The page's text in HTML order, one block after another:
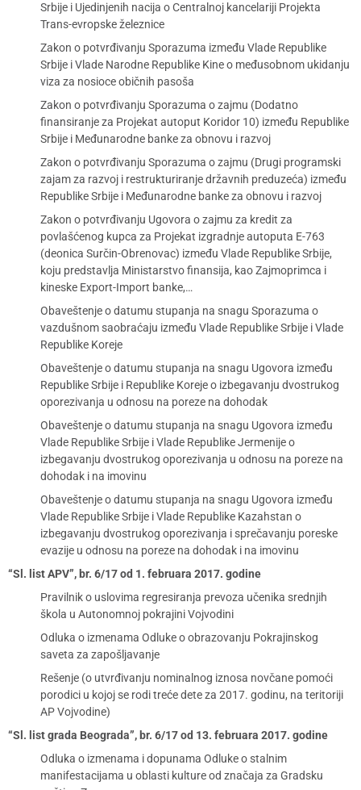
Srbije i Ujedinjenih nacija o Centralnoj kancelariji Projekta
Trans-evropske železnice
Zakon o potvrđivanju Sporazuma između Vlade Republike
Srbije i Vlade Narodne Republike Kine o međusobnom ukidanju
viza za nosioce običnih pasoša
Zakon o potvrđivanju Sporazuma o zajmu (Dodatno
finansiranje za Projekat autoput Koridor 10) između Republike
Srbije i Međunarodne banke za obnovu i razvoj
Zakon o potvrđivanju Sporazuma o zajmu (Drugi programski
zajam za razvoj i restrukturiranje državnih preduzeća) između
Republike Srbije i Međunarodne banke za obnovu i razvoj
Zakon o potvrđivanju Ugovora o zajmu za kredit za
povlašćenog kupca za Projekat izgradnje autoputa E-763
(deonica Surčin-Obrenovac) između Vlade Republike Srbije,
koju predstavlja Ministarstvo finansija, kao Zajmoprimca i
kineske Export-Import banke,…
Obaveštenje o datumu stupanja na snagu Sporazuma o
vazdušnom saobraćaju između Vlade Republike Srbije i Vlade
Republike Koreje
Obaveštenje o datumu stupanja na snagu Ugovora između
Republike Srbije i Republike Koreje o izbegavanju dvostrukog
oporezivanja u odnosu na poreze na dohodak
Obaveštenje o datumu stupanja na snagu Ugovora između
Vlade Republike Srbije i Vlade Republike Jermenije o
izbegavanju dvostrukog oporezivanja u odnosu na poreze na
dohodak i na imovinu
Obaveštenje o datumu stupanja na snagu Ugovora između
Vlade Republike Srbije i Vlade Republike Kazahstan o
izbegavanju dvostrukog oporezivanja i sprečavanju poreske
evazije u odnosu na poreze na dohodak i na imovinu
“Sl. list APV”, br. 6/17 od 1. februara 2017. godine
Pravilnik o uslovima regresiranja prevoza učenika srednjih
škola u Autonomnoj pokrajini Vojvodini
Odluka o izmenama Odluke o obrazovanju Pokrajinskog
saveta za zapošljavanje
Rešenje (o utvrđivanju nominalnog iznosa novčane pomoći
porodici u kojoj se rodi treće dete za 2017. godinu, na teritoriji
AP Vojvodine)
“Sl. list grada Beograda”, br. 6/17 od 13. februara 2017. godine
Odluka o izmenama i dopunama Odluke o stalnim
manifestacijama u oblasti kulture od značaja za Gradsku